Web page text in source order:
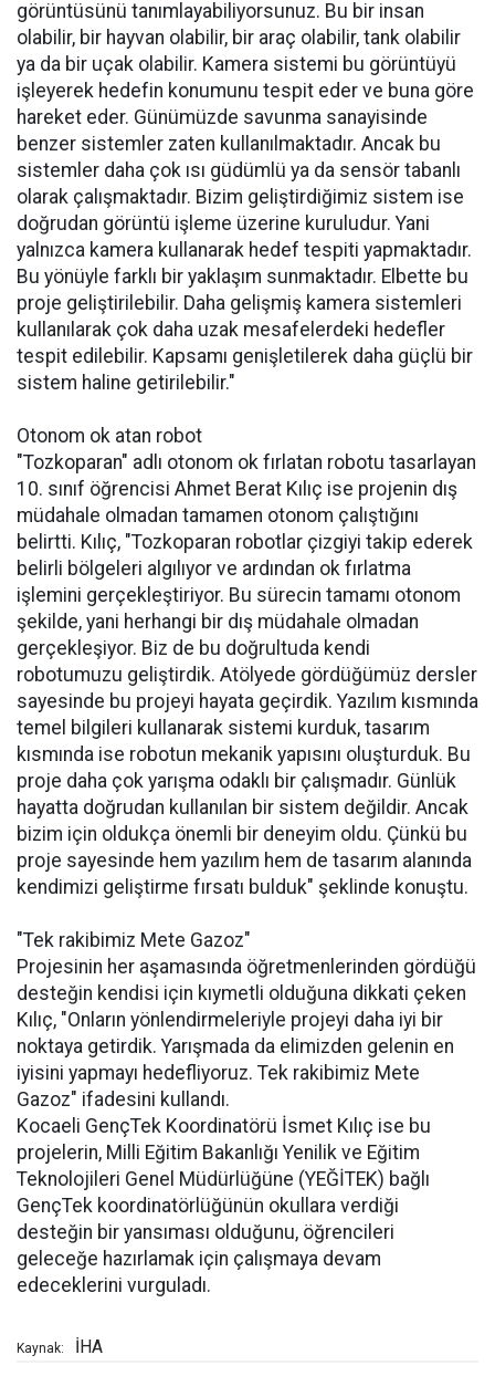
görüntüsünü tanımlayabiliyorsunuz. Bu bir insan
olabilir, bir hayvan olabilir, bir araç olabilir, tank olabilir
ya da bir uçak olabilir. Kamera sistemi bu görüntüyü
işleyerek hedefin konumunu tespit eder ve buna göre
hareket eder. Günümüzde savunma sanayisinde
benzer sistemler zaten kullanılmaktadır. Ancak bu
sistemler daha çok ısı güdümlü ya da sensör tabanlı
olarak çalışmaktadır. Bizim geliştirdiğimiz sistem ise
doğrudan görüntü işleme üzerine kuruludur. Yani
yalnızca kamera kullanarak hedef tespiti yapmaktadır.
Bu yönüyle farklı bir yaklaşım sunmaktadır. Elbette bu
proje geliştirilebilir. Daha gelişmiş kamera sistemleri
kullanılarak çok daha uzak mesafelerdeki hedefler
tespit edilebilir. Kapsamı genişletilerek daha güçlü bir
sistem haline getirilebilir."
Otonom ok atan robot
"Tozkoparan" adlı otonom ok fırlatan robotu tasarlayan
10. sınıf öğrencisi Ahmet Berat Kılıç ise projenin dış
müdahale olmadan tamamen otonom çalıştığını
belirtti. Kılıç, "Tozkoparan robotlar çizgiyi takip ederek
belirli bölgeleri algılıyor ve ardından ok fırlatma
işlemini gerçekleştiriyor. Bu sürecin tamamı otonom
şekilde, yani herhangi bir dış müdahale olmadan
gerçekleşiyor. Biz de bu doğrultuda kendi
robotumuzu geliştirdik. Atölyede gördüğümüz dersler
sayesinde bu projeyi hayata geçirdik. Yazılım kısmında
temel bilgileri kullanarak sistemi kurduk, tasarım
kısmında ise robotun mekanik yapısını oluşturduk. Bu
proje daha çok yarışma odaklı bir çalışmadır. Günlük
hayatta doğrudan kullanılan bir sistem değildir. Ancak
bizim için oldukça önemli bir deneyim oldu. Çünkü bu
proje sayesinde hem yazılım hem de tasarım alanında
kendimizi geliştirme fırsatı bulduk" şeklinde konuştu.
"Tek rakibimiz Mete Gazoz"
Projesinin her aşamasında öğretmenlerinden gördüğü
desteğin kendisi için kıymetli olduğuna dikkati çeken
Kılıç, "Onların yönlendirmeleriyle projeyi daha iyi bir
noktaya getirdik. Yarışmada da elimizden gelenin en
iyisini yapmayı hedefliyoruz. Tek rakibimiz Mete
Gazoz" ifadesini kullandı.
Kocaeli GençTek Koordinatörü İsmet Kılıç ise bu
projelerin, Milli Eğitim Bakanlığı Yenilik ve Eğitim
Teknolojileri Genel Müdürlüğüne (YEĞİTEK) bağlı
GençTek koordinatörlüğünün okullara verdiği
desteğin bir yansıması olduğunu, öğrencileri
geleceğe hazırlamak için çalışmaya devam
edeceklerini vurguladı.
Kaynak: İHA